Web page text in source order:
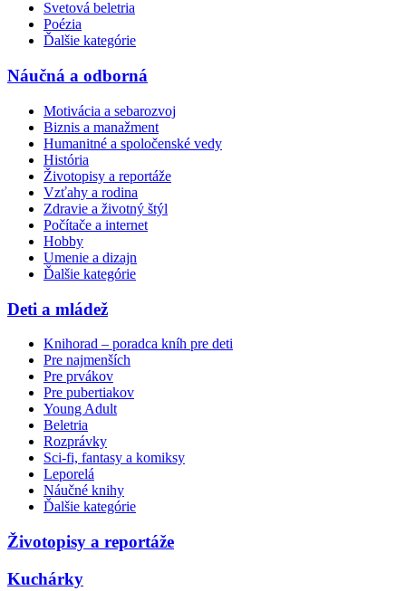
Svetová beletria
Poézia
Ďalšie kategórie
Náučná a odborná
Motivácia a sebarozvoj
Biznis a manažment
Humanitné a spoločenské vedy
História
Životopisy a reportáže
Vzťahy a rodina
Zdravie a životný štýl
Počítače a internet
Hobby
Umenie a dizajn
Ďalšie kategórie
Deti a mládež
Knihorad – poradca kníh pre deti
Pre najmenších
Pre prvákov
Pre pubertiakov
Young Adult
Beletria
Rozprávky
Sci-fi, fantasy a komiksy
Leporelá
Náučné knihy
Ďalšie kategórie
Životopisy a reportáže
Kuchárky